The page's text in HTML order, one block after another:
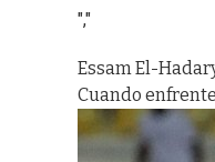
","
Essam El-
Cuando